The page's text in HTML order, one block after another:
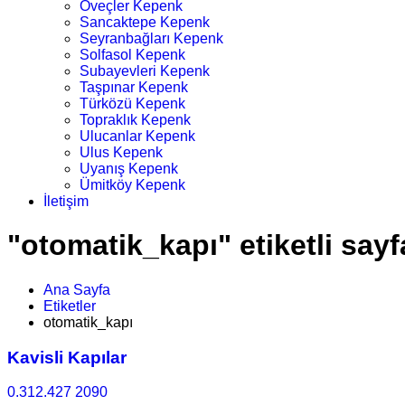
Öveçler Kepenk
Sancaktepe Kepenk
Seyranbağları Kepenk
Solfasol Kepenk
Subayevleri Kepenk
Taşpınar Kepenk
Türközü Kepenk
Topraklık Kepenk
Ulucanlar Kepenk
Ulus Kepenk
Uyanış Kepenk
Ümitköy Kepenk
İletişim
"otomatik_kapı" etiketli
Ana Sayfa
Etiketler
otomatik_kapı
Kavisli Kapılar
0.312.427 2090